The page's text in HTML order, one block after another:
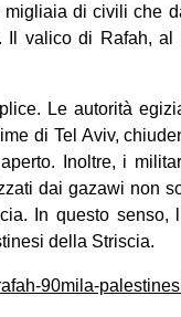
di civili che
valico di Rafah, al
Le autorità
di Tel Aviv,
Inoltre, i
dai gazawi non
In questo senso,
della Striscia.
90mila-